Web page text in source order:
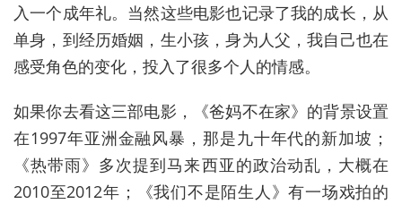
入一个成年礼。当然这些电影也记录了我的成长，从
单身，到经历婚姻，生小孩，身为人父，我自己也在
感受角色的变化，投入了很多个人的情感。
如果你去看这三部电影，《爸妈不在家》的背景设置
在1997年亚洲金融风暴，那是九十年代的新加坡；
《热带雨》多次提到马来西亚的政治动乱，大概在
2010至2012年；《我们不是陌生人》有一场戏拍的